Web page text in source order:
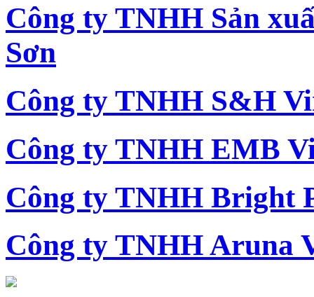
Công ty TNHH Sản
Sơn
Công ty TNHH S&H
Công ty TNHH EMB
Công ty TNHH Bright
Công ty TNHH Aruna